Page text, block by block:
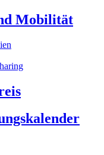
Mobilität